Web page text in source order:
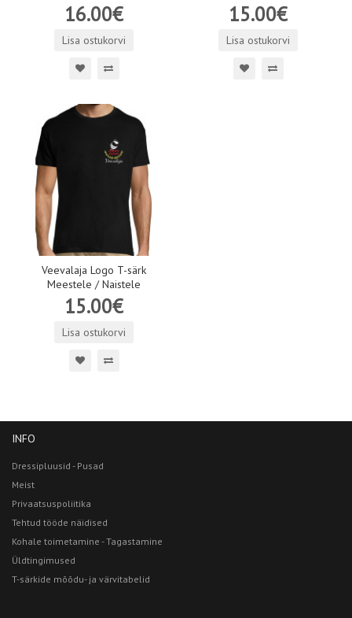
16.00€
Lisa ostukorvi
15.00€
Lisa ostukorvi
Veevalaja Logo T-särk
Meestele / Naistele
15.00€
Lisa ostukorvi
INFO
Dressipluusid - Pusad
Meist
Privaatsuspoliitika
Tehtud tööde näidised
Kohale toimetamine - Tagastamine
Üldtingimused
T-särkide mõõdu- ja värvitabelid